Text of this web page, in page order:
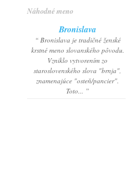
Náhodné meno
Bronislava
“ Bronislava je tradičné ženské
krstné meno slovanského pôvodu.
Vzniklo vytvorením zo
staroslovenského slova "brnja",
znamenajúce "osteň/pancier".
Toto... ”